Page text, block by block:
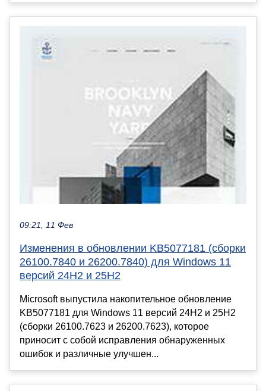
09:21, 11 Фев
Изменения в обновлении KB5077181 (сборки
26100.7840 и 26200.7840) для Windows 11
версий 24H2 и 25H2
Microsoft выпустила накопительное обновление
KB5077181 для Windows 11 версий 24H2 и 25H2
(сборки 26100.7623 и 26200.7623), которое
приносит с собой исправления обнаруженных
ошибок и различные улучшен...